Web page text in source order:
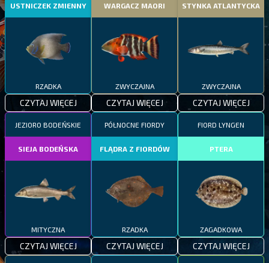
USTNICZEK ZMIENNY
RZADKA
CZYTAJ WIĘCEJ
WARGACZ MAORI
ZWYCZAJNA
CZYTAJ WIĘCEJ
STYNKA ATLANTYCKA
ZWYCZAJNA
CZYTAJ WIĘCEJ
JEZIORO BODEŃSKIE
SIEJA BODEŃSKA
MITYCZNA
CZYTAJ WIĘCEJ
PÓŁNOCNE FIORDY
FLĄDRA Z FIORDÓW
RZADKA
CZYTAJ WIĘCEJ
FIORD LYNGEN
PTERA
ZAGADKOWA
CZYTAJ WIĘCEJ